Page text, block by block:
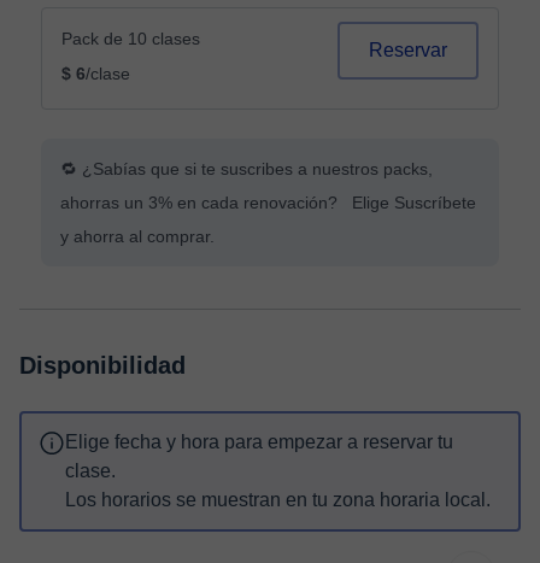
Pack de 10 clases
$ 6/clase
Reservar
🔁 ¿Sabías que si te suscribes a nuestros packs,
ahorras un 3% en cada renovación? Elige Suscríbete
y ahorra al comprar.
Disponibilidad
Elige fecha y hora para empezar a reservar tu
clase.
Los horarios se muestran en tu zona horaria local.